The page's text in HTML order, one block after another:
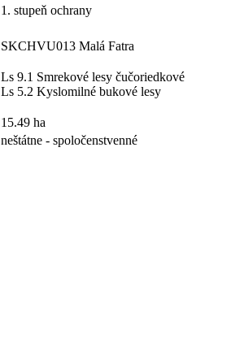
1. stupeň ochrany
SKCHVU013 Malá Fatra
Ls 9.1 Smrekové lesy čučoriedkové
Ls 5.2 Kyslomilné bukové lesy
15.49 ha
neštátne - spoločenstvenné